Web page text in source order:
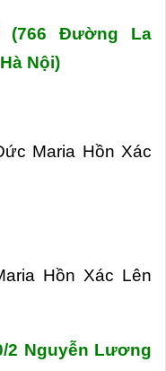
(766 Đường La
Nội)
Maria Hồn Xác
Hồn Xác Lên
2 Nguyễn Lương